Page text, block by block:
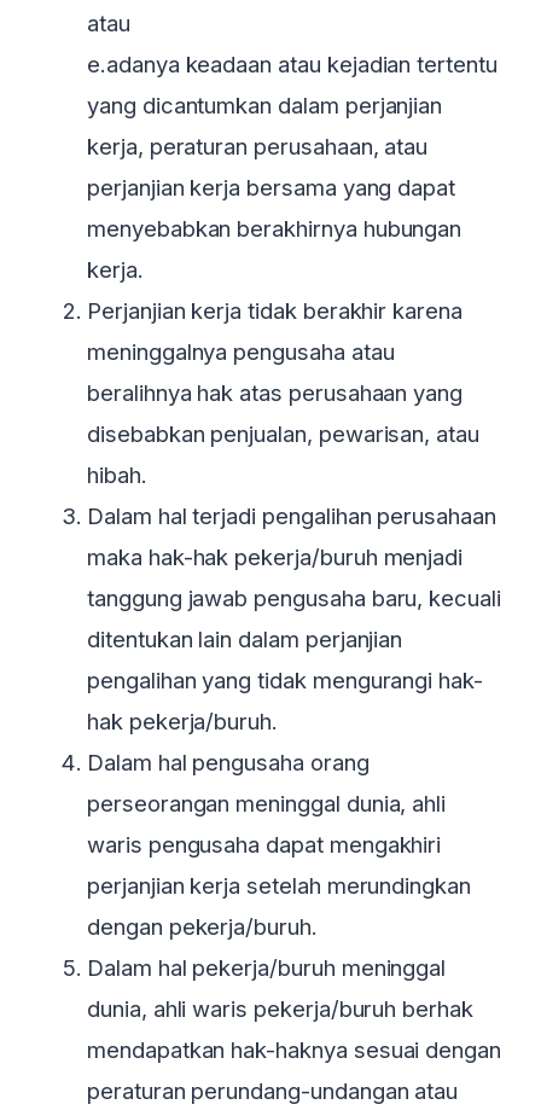
atau
e.adanya keadaan atau kejadian tertentu
yang dicantumkan dalam perjanjian
kerja, peraturan perusahaan, atau
perjanjian kerja bersama yang dapat
menyebabkan berakhirnya hubungan
kerja.
Perjanjian kerja tidak berakhir karena
meninggalnya pengusaha atau
beralihnya hak atas perusahaan yang
disebabkan penjualan, pewarisan, atau
hibah.
Dalam hal terjadi pengalihan perusahaan
maka hak-hak pekerja/buruh menjadi
tanggung jawab pengusaha baru, kecuali
ditentukan lain dalam perjanjian
pengalihan yang tidak mengurangi hak-
hak pekerja/buruh.
Dalam hal pengusaha orang
perseorangan meninggal dunia, ahli
waris pengusaha dapat mengakhiri
perjanjian kerja setelah merundingkan
dengan pekerja/buruh.
Dalam hal pekerja/buruh meninggal
dunia, ahli waris pekerja/buruh berhak
mendapatkan hak-haknya sesuai dengan
peraturan perundang-undangan atau